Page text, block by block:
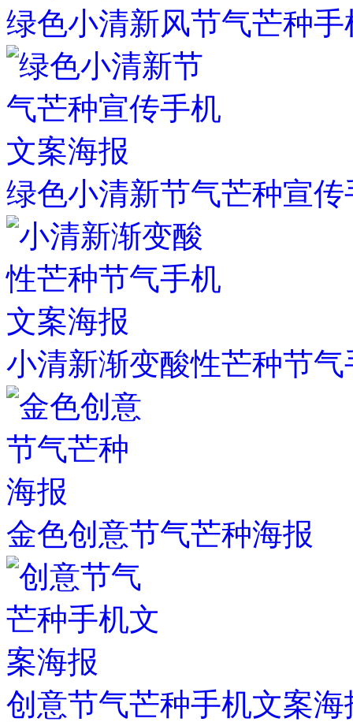
绿色小清新风节气芒种
绿色小清新节气芒种宣
小清新渐变酸性芒种节
金色创意节气芒种海报
创意节气芒种手机文案海